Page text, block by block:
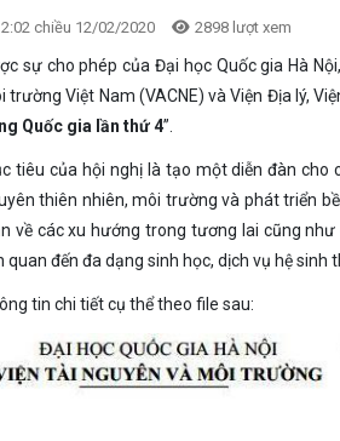
2:02 chiều 12/02/2020 2898 lượt xem
sự cho phép của Đại học Quốc gia Hà
trường Việt Nam (VACNE) và Viện Địa lý,
Quốc gia lần thứ 4”.
tiêu của hội nghị là tạo một diễn đàn
thiên nhiên, môi trường và phát triển
về các xu hướng trong tương lai cũng
quan đến đa dạng sinh học, dịch vụ hệ
tin chi tiết cụ thể theo file sau: